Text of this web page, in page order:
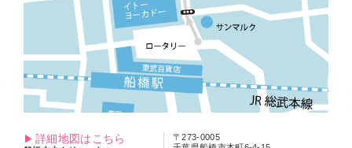
詳細地図はこちら
〒273-0005